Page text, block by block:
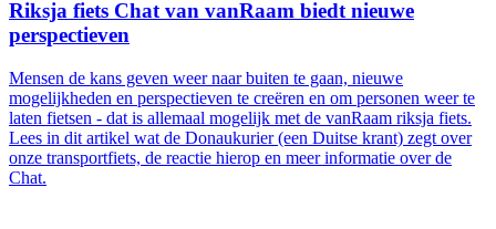
Riksja fiets Chat van vanRaam biedt nieuwe
perspectieven
Mensen de kans geven weer naar buiten te gaan, nieuwe
mogelijkheden en perspectieven te creëren en om personen weer te
laten fietsen - dat is allemaal mogelijk met de vanRaam riksja fiets.
Lees in dit artikel wat de Donaukurier (een Duitse krant) zegt over
onze transportfiets, de reactie hierop en meer informatie over de
Chat.